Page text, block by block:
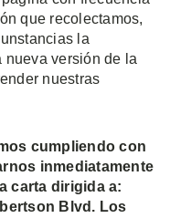
que recolectamos,
la
nueva versión de la
nuestras
cumpliendo con
inmediatamente
carta dirigida a:
Blvd. Los